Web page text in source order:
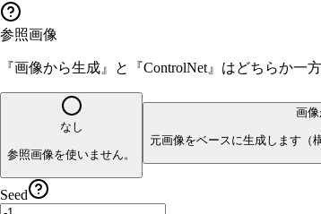
参照画像
『画像から生成』と『ControlNet』はどちらか
なし
参照画像を使いません。
画
元画像をベースに生成します（
Seed